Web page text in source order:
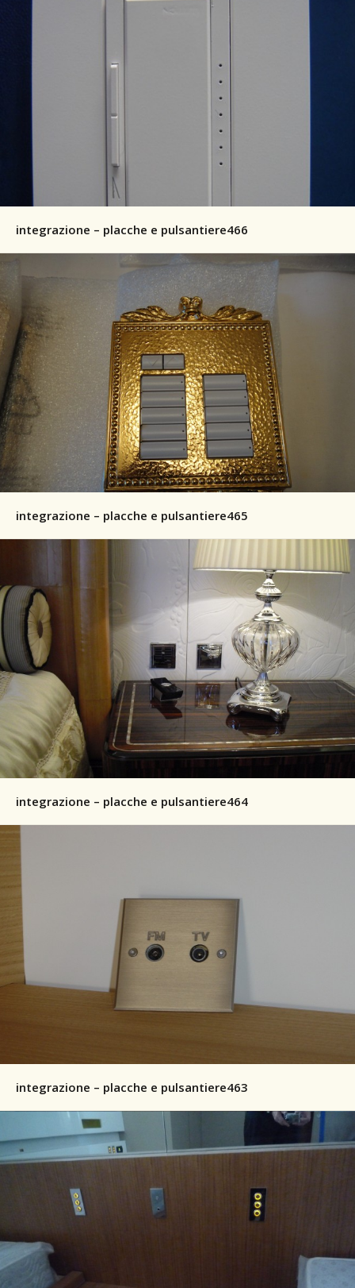
integrazione – placche e pulsantiere466
integrazione – placche e pulsantiere465
integrazione – placche e pulsantiere464
integrazione – placche e pulsantiere463